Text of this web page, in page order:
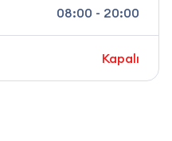
08:00 - 20:00
Kapalı